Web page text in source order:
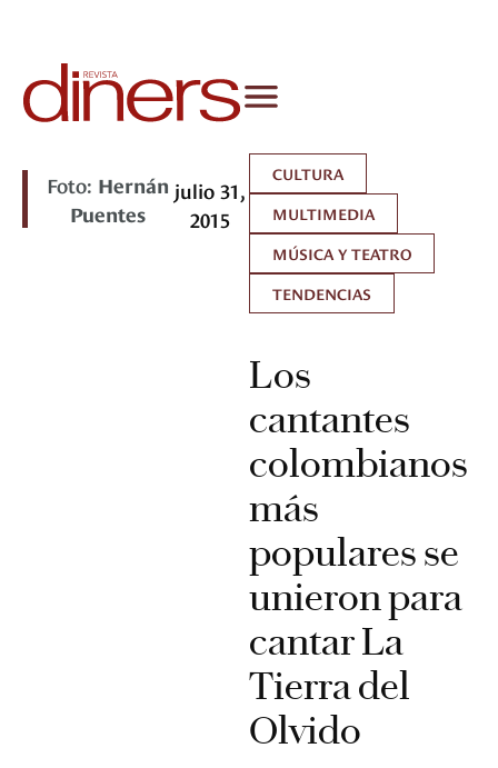
Foto: Hernán
Puentes
julio 31,
2015
CULTURA
MULTIMEDIA
MÚSICA Y TEATRO
TENDENCIAS
Los
cantantes
colombianos
más
populares se
unieron para
cantar La
Tierra del
Olvido